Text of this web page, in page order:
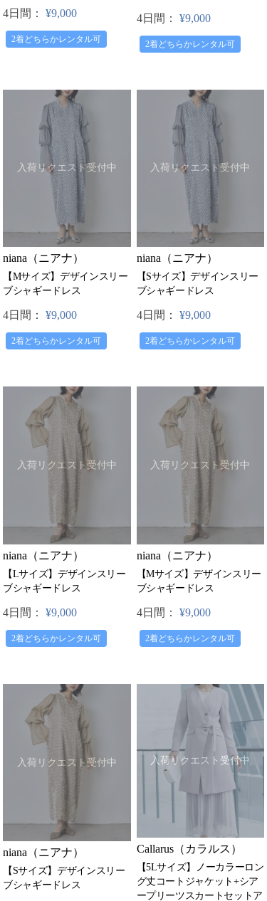
4日間： ¥9,000
2着どちらかレンタル可
4日間： ¥9,000
2着どちらかレンタル可
入荷リクエスト受付中
niana（ニアナ）
【Mサイズ】デザインスリー
ブシャギードレス
4日間： ¥9,000
2着どちらかレンタル可
入荷リクエスト受付中
niana（ニアナ）
【Sサイズ】デザインスリー
ブシャギードレス
4日間： ¥9,000
2着どちらかレンタル可
入荷リクエスト受付中
niana（ニアナ）
【Lサイズ】デザインスリー
ブシャギードレス
4日間： ¥9,000
2着どちらかレンタル可
入荷リクエスト受付中
niana（ニアナ）
【Mサイズ】デザインスリー
ブシャギードレス
4日間： ¥9,000
2着どちらかレンタル可
入荷リクエスト受付中
niana（ニアナ）
【Sサイズ】デザインスリー
ブシャギードレス
入荷リクエスト受付中
Callarus（カラルス）
【5Lサイズ】ノーカラーロン
グ丈コートジャケット+シア
ープリーツスカートセットア